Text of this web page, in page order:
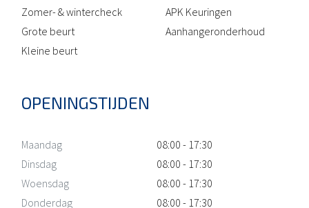
Zomer- & wintercheck
Grote beurt
Kleine beurt
APK Keuringen
Aanhangeronderhoud
OPENINGSTIJDEN
Maandag
08:00 - 17:30
Dinsdag
08:00 - 17:30
Woensdag
08:00 - 17:30
Donderdag
08:00 - 17:30